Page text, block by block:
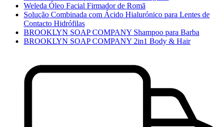
Weleda Óleo Facial Firmador de Romã
Solução Combinada com Ácido Hialurónico para Lentes de
Contacto Hidrófilas
BROOKLYN SOAP COMPANY Shampoo para Barba
BROOKLYN SOAP COMPANY 2in1 Body & Hair